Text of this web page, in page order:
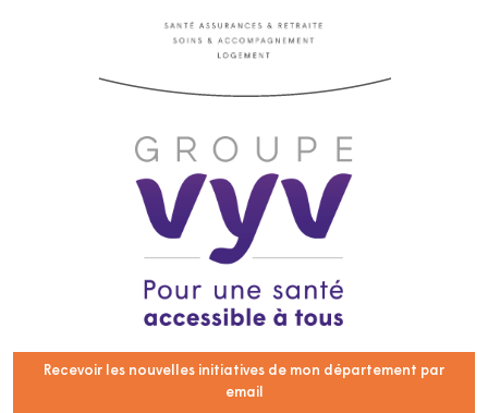
Recevoir les nouvelles initiatives de mon département par
email